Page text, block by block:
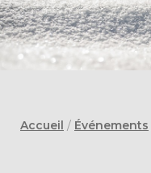
Accueil / Événements